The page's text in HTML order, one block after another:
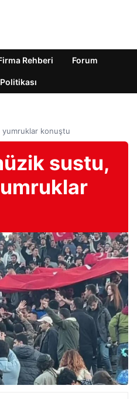
Rehberi Forum
yumruklar konuştu
sustu,